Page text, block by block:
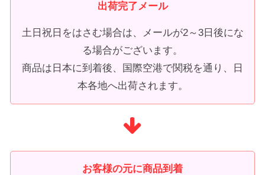
出荷完了メール
土日祝日をはさむ場合は、メールが2～3日後にな
る場合がございます。
商品は日本に到着後、国際空港で関税を通り、日
本各地へ出荷されます。
お客様の元に商品到着